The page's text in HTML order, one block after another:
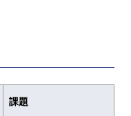
課題